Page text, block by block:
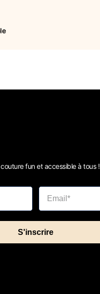
fun et accessible à tous !
S'inscrire